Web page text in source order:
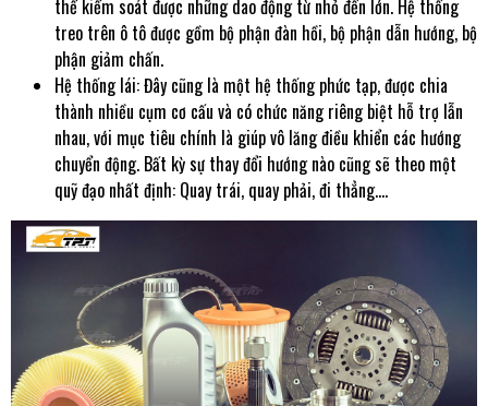
thể kiểm soát được những dao động từ nhỏ đến lớn. Hệ thống
treo trên ô tô được gồm bộ phận đàn hồi, bộ phận dẫn hướng, bộ
phận giảm chấn.
Hệ thống lái: Đây cũng là một hệ thống phức tạp, được chia
thành nhiều cụm cơ cấu và có chức năng riêng biệt hỗ trợ lẫn
nhau, với mục tiêu chính là giúp vô lăng điều khiển các hướng
chuyển động. Bất kỳ sự thay đổi hướng nào cũng sẽ theo một
quỹ đạo nhất định: Quay trái, quay phải, đi thẳng….